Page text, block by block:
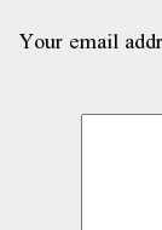
Your email